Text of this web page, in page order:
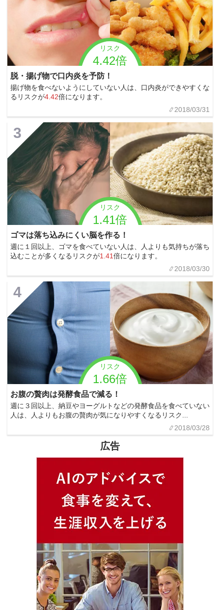
リスク
4.42倍
脱・揚げ物で口内炎を予防！
揚げ物を食べないようにしていない人は、口内炎ができやすくな
るリスクが4.42倍になります。
2018/03/31
リスク
1.41倍
3
ゴマは落ち込みにくい脳を作る！
週に１回以上、ゴマを食べていない人は、人よりも気持ちが落ち
込むことが多くなるリスクが1.41倍になります。
2018/03/30
リスク
1.66倍
4
お腹の贅肉は発酵食品で減る！
週に３回以上、納豆やヨーグルトなどの発酵食品を食べていない
人は、人よりもお腹の贅肉が気になりやすくなるリスク...
2018/03/28
広告